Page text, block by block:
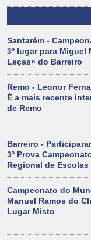
Santarém -
3º lugar para Miguel
Leças» do Barreiro
Remo - Leonor
É a mais recente
de Remo
Barreiro -
3ª Prova
Regional de Escolas
Campeonato do
Manuel Ramos do
Lugar Misto